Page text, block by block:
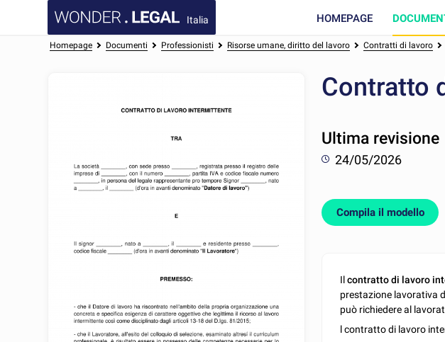
Italia HOMEPAGE
Homepage Documenti Professionisti Risorse umane, diritto del lavoro Contratti di lavoro
Contratto
Ultima revisione
24/05/2026
Compila il modello
Ilcontratto di lavoro
prestazione lavorativa
può richiedere al
l contratto di lavoro